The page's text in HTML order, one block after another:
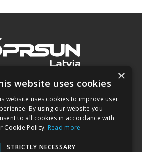
"Project 2050"
iela 3A, Piņķi, LV-2107
Kontakti:
×
website uses cookies
website uses cookies to improve user
By using our website you
to all cookies in accordance with
Cookie Policy. Read more
STRICTLY NECESSARY